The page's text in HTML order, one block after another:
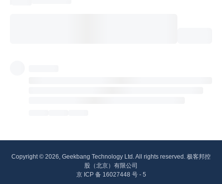
Copyright © 2026, Geekbang Technology Ltd. All rights reserved. 极客邦控
股（北京）有限公司
京 ICP 备 16027448 号 - 5